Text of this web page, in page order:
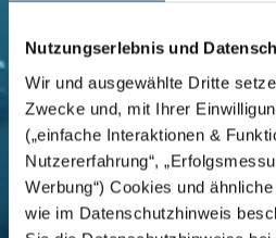
Nutzungserlebnis und
Wir und ausgewählte Dritte
Zwecke und, mit Ihrer
(„einfache Interaktionen &
Nutzererfahrung“,
Werbung“) Cookies und
wie im Datenschutzhinweis